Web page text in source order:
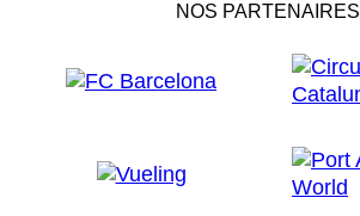
NOS PARTENAIRES